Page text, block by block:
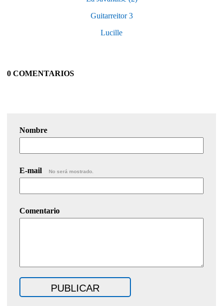
Guitarreitor 3
Lucille
0 COMENTARIOS
Nombre
E-mail No será mostrado.
Comentario